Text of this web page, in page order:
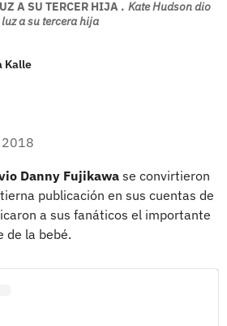
A SU TERCER HIJA . Kate Hudson dio
a su tercera hija
Kalle
2018
Danny Fujikawa se convirtieron
publicación en sus cuentas de
a sus fanáticos el importante
de la bebé.